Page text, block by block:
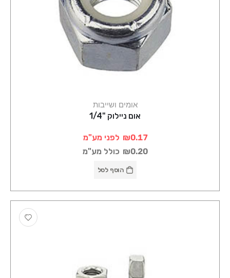
אומים ושייבות
אום ניילוק "1/4
₪0.17 לפני מע"מ
₪0.20 כולל מע"מ
הוסף לסל